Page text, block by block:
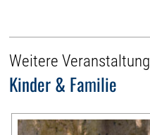
Weitere
Kinder & Familie